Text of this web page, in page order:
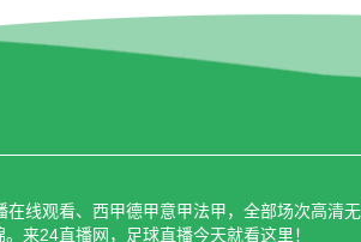
线观看、西甲德甲意甲法甲，全部场次高
来24直播网，足球直播今天就看这里！